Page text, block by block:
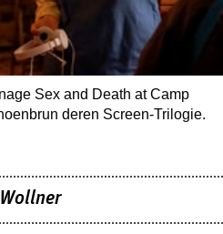
Sex and Death at Camp
deren Screen-Trilogie.